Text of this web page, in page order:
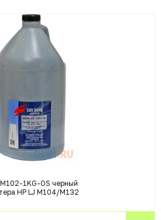
1KG-OS черный
HP LJ M104/M132